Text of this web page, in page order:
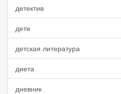
детектив
дети
детская литература
диета
дневник